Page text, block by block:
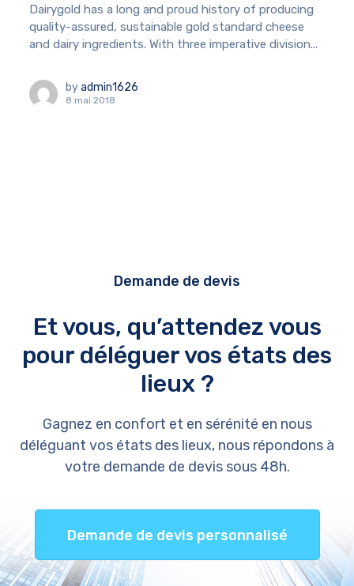
Dairygold has a long and proud history of producing
quality-assured, sustainable gold standard cheese
and dairy ingredients. With three imperative division...
by admin1626
8 mai 2018
Demande de devis
Et vous, qu’attendez vous
pour déléguer vos états des
lieux ?
Gagnez en confort et en sérénité en nous
déléguant vos états des lieux, nous répondons à
votre demande de devis sous 48h.
Demande de devis personnalisé